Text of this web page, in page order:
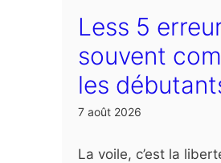
Less 5
souvent
les
7 août 2026
La voile, c’est la